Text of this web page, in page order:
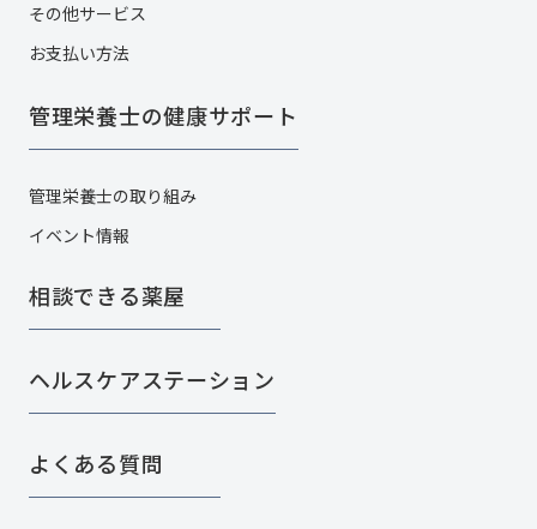
その他サービス​
お支払い方法
管理栄養士の健康サポート
管理栄養士の取り組み
イベント情報
相談できる薬屋
ヘルスケアステーション
よくある質問